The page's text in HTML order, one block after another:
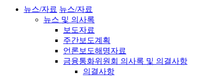
뉴스/자료 뉴스/자료
뉴스 및 의사록
보도자료
주간보도계획
언론보도해명자료
금융통화위원회 의사록 및 의결사항
의결사항